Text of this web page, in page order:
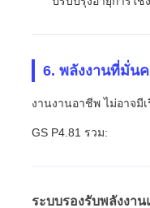
6. พลังงานที่มั่น
งานงานอาชีพ ไม่อาจมี
GS P4.81 รวม:
ระบบรองรับพลังงา